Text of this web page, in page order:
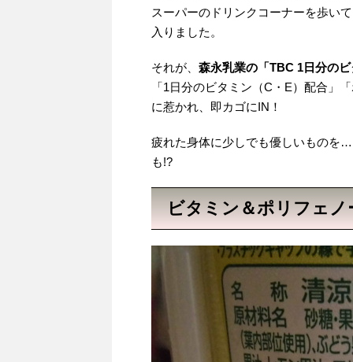
スーパーのドリンクコーナーを歩い
入りました。
それが、 森永乳業の「TBC 1日分の
「1日分のビタミン（C・E）配合」
に惹かれ、即カゴにIN！
疲れた身体に少しでも優しいものを
も!?
ビタミン＆ポリフェ